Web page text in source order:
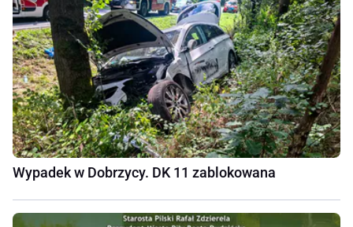
Wypadek w Dobrzycy. DK 11 zablokowana